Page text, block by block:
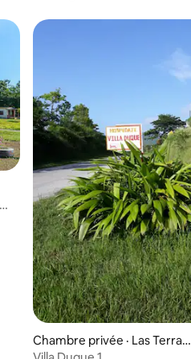
Chambre privée · Las Terraza
s